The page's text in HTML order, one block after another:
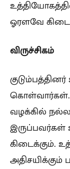
ஓரளவே
விருச்சிகம்
கொள்வார்கள்.
வழக்கில் நல்ல
இருப்பவர்கள்
கிடைக்கும்.